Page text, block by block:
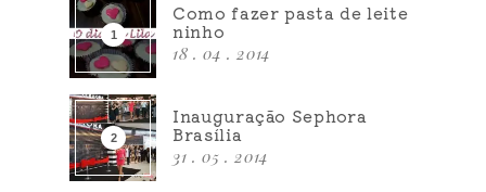
Como fazer pasta de leite
ninho
18 . 04 . 2014
Inauguração Sephora
Brasília
31 . 05 . 2014